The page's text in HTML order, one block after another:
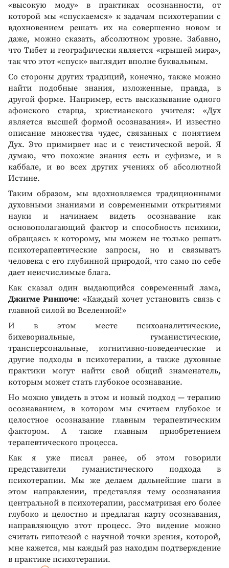
«высокую моду» в практиках осознанности, от
которой мы «спускаемся» к задачам психотерапии с
вдохновением решать их на совершенно новом и
даже, можно сказать, абсолютном уровне. Забавно,
что Тибет и географически является «крышей мира»,
так что этот «спуск» выглядит вполне буквальным.
Со стороны других традиций, конечно, также можно
найти подобные знания, изложенные, правда, в
другой форме. Например, есть высказывание одного
афонского старца, христианского учителя: «Дух
является высшей формой осознавания». И известно
описание множества чудес, связанных с понятием
Дух. Это примиряет нас и с теистической верой. Я
думаю, что похожие знания есть и суфизме, и в
каббале, и во всех других учениях об абсолютной
Истине.
Таким образом, мы вдохновляемся традиционными
духовными знаниями и современными открытиями
науки и начинаем видеть осознавание как
основополагающий фактор и способность психики,
обращаясь к которому, мы можем не только решать
психотерапевтические запросы, но и связывать
человека с его глубинной природой, что само по себе
дает неисчислимые блага.
Как сказал один выдающийся современный лама,
Джигме Ринпоче: «Каждый хочет установить связь с
главной силой во Вселенной!»
И в этом месте психоаналитические,
бихевориальные, гуманистические,
трансперсональные, когнитивно-поведенческие и
другие подходы в психотерапии, а также духовные
практики могут найти свой общий знаменатель,
которым может стать глубокое осознавание.
Но можно увидеть в этом и новый подход — терапию
осознаванием, в котором мы считаем глубокое и
целостное осознавание главным терапевтическим
фактором. А также главным приобретением
терапевтического процесса.
Как я уже писал ранее, об этом говорили
представители гуманистического подхода в
психотерапии. Мы же делаем дальнейшие шаги в
этом направлении, представляя тему осознавания
центральной в психотерапии, рассматривая его более
глубоко и целостно и предлагая карту осознавания,
направляющую этот процесс. Это видение можно
считать гипотезой с научной точки зрения, которой,
мне кажется, мы каждый раз находим подтверждение
в практике психотерапии.